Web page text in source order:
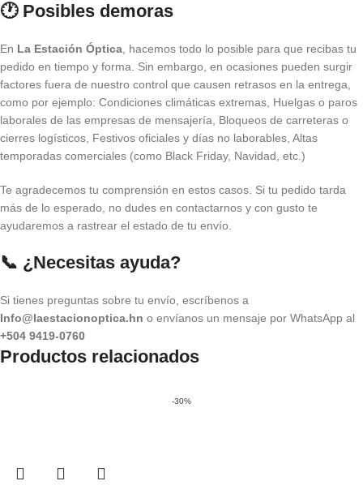
🕐 Posibles demoras
En La Estación Óptica, hacemos todo lo posible para que recibas tu
pedido en tiempo y forma. Sin embargo, en ocasiones pueden surgir
factores fuera de nuestro control que causen retrasos en la entrega,
como por ejemplo: Condiciones climáticas extremas, Huelgas o paros
laborales de las empresas de mensajería, Bloqueos de carreteras o
cierres logísticos, Festivos oficiales y días no laborables, Altas
temporadas comerciales (como Black Friday, Navidad, etc.)
Te agradecemos tu comprensión en estos casos. Si tu pedido tarda
más de lo esperado, no dudes en contactarnos y con gusto te
ayudaremos a rastrear el estado de tu envío.
📞 ¿Necesitas ayuda?
Si tienes preguntas sobre tu envío, escríbenos a
Info@laestacionoptica.hn o envíanos un mensaje por WhatsApp al
+504 9419-0760
Productos relacionados
-30%